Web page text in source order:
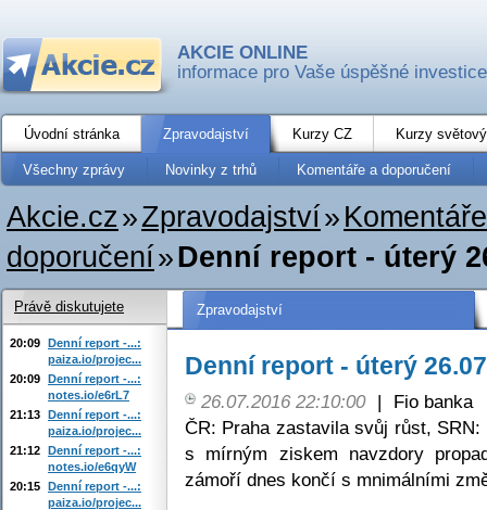
AKCIE ONLINE
informace pro Vaše úspěšné investice
Úvodní stránka Zpravodajství Kurzy CZ Kurzy
Všechny zprávy Novinky z trhů Komentáře a doporučení
Akcie.cz»Zpravodajství»
doporučení»Denní report - úterý
Zpravodajství
Denní report - úterý
26.07.2016 22:10:00 |
Fio banka
ČR: Praha zastavila svůj růst,
s mírným ziskem navzdory
zámoří dnes končí s mnimálními
Právě diskutujete
20:09 Denní report -...:
paiza.io/projec...
20:09 Denní report -...:
notes.io/e6rL7
21:13 Denní report -...:
paiza.io/projec...
21:12 Denní report -...:
notes.io/e6qyW
20:15 Denní report -...:
paiza.io/projec...